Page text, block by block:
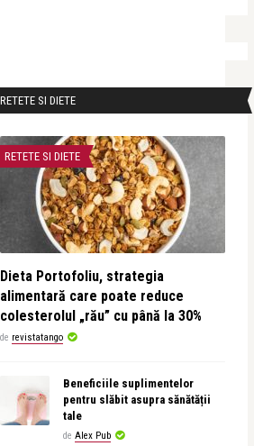
RETETE SI DIETE
RETETE SI DIETE
Dieta Portofoliu, strategia
alimentară care poate reduce
colesterolul „rău” cu până la 30%
de revistatango
Beneficiile suplimentelor
pentru slăbit asupra sănătății
tale
de Alex Pub